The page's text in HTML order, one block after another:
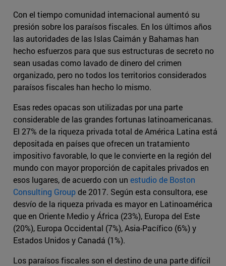
Con el tiempo comunidad internacional aumentó su
presión sobre los paraísos fiscales. En los últimos años
las autoridades de las Islas Caimán y Bahamas han
hecho esfuerzos para que sus estructuras de secreto no
sean usadas como lavado de dinero del crimen
organizado, pero no todos los territorios considerados
paraísos fiscales han hecho lo mismo.
Esas redes opacas son utilizadas por una parte
considerable de las grandes fortunas latinoamericanas.
El 27% de la riqueza privada total de América Latina está
depositada en países que ofrecen un tratamiento
impositivo favorable, lo que le convierte en la región del
mundo con mayor proporción de capitales privados en
esos lugares, de acuerdo con un estudio de Boston
Consulting Groupde 2017. Según esta consultora, ese
desvío de la riqueza privada es mayor en Latinoamérica
que en Oriente Medio y África (23%), Europa del Este
(20%), Europa Occidental (7%), Asia-Pacífico (6%) y
Estados Unidos y Canadá (1%).
Los paraísos fiscales son el destino de una parte difícil